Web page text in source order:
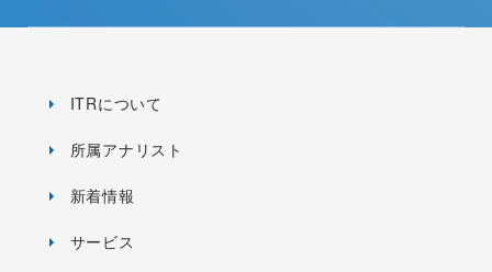
ITRについて
所属アナリスト
新着情報
サービス